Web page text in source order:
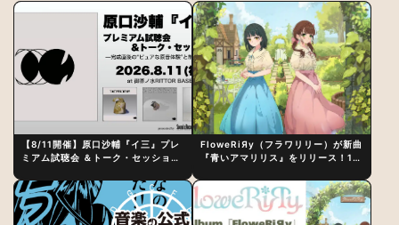
【8/11開催】原口沙輔『イ三』プレ
ミアム試聴会 ＆トーク・セッション
制作秘話
FloweRiЯy（フラワリリー）が新曲
『青いアマリリス』をリリース！1st